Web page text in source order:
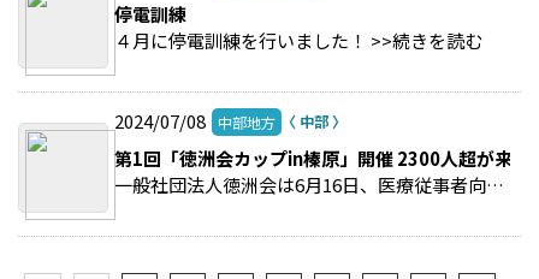
停電訓練
４月に停電訓練を行いました！ >>続きを読む
2024/07/08 中部地方
第1回「徳洲会カップin榛原」開催 2300人超が来場
一般社団法人徳洲会は6月16日、医療従事者向けサーフィン大会「第1回徳洲会カップin榛原」を開催した。 >>続きを読む